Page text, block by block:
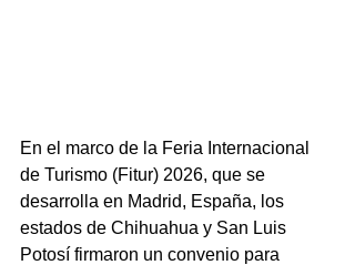
En el marco de la Feria Internacional
de Turismo (Fitur) 2026, que se
desarrolla en Madrid, España, los
estados de Chihuahua y San Luis
Potosí firmaron un convenio para